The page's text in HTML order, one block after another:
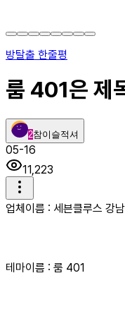
방탈출 한줄평
룸 401은 제
2참이슬적셔
05-16
11,223
업체이름 : 세븐클루스 강
테마이름 : 룸 401